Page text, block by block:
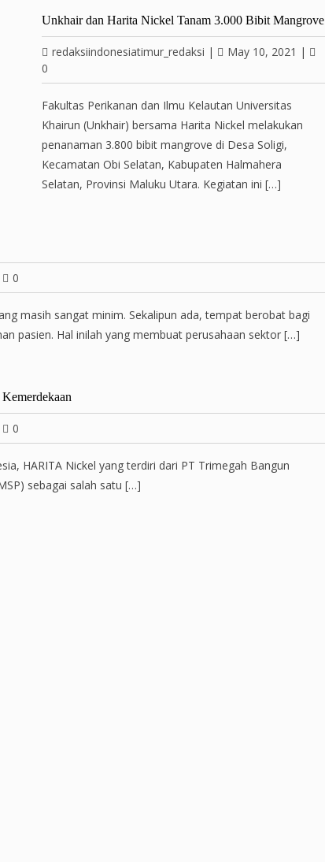
Unkhair dan Harita Nickel Tanam 3.000 Bibit Mangrove
redaksiindonesiatimur_redaksi | May 10, 2021 |
0
Fakultas Perikanan dan Ilmu Kelautan Universitas
Khairun (Unkhair) bersama Harita Nickel melakukan
penanaman 3.800 bibit mangrove di Desa Soligi,
Kecamatan Obi Selatan, Kabupaten Halmahera
Selatan, Provinsi Maluku Utara. Kegiatan ini […]
0
masih sangat minim. Sekalipun ada, tempat berobat bagi
pasien. Hal inilah yang membuat perusahaan sektor […]
0
HARITA Nickel yang terdiri dari PT Trimegah Bangun
sebagai salah satu […]